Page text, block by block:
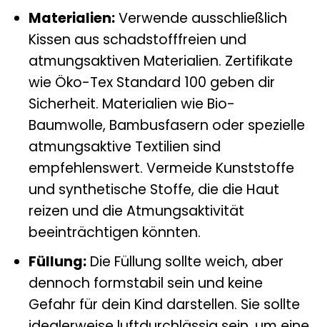
Materialien:Verwende ausschließlich
Kissen aus schadstofffreien und
atmungsaktiven Materialien. Zertifikate
wie Öko-Tex Standard 100 geben dir
Sicherheit. Materialien wie Bio-
Baumwolle, Bambusfasern oder spezielle
atmungsaktive Textilien sind
empfehlenswert. Vermeide Kunststoffe
und synthetische Stoffe, die die Haut
reizen und die Atmungsaktivität
beeinträchtigen könnten.
Füllung:Die Füllung sollte weich, aber
dennoch formstabil sein und keine
Gefahr für dein Kind darstellen. Sie sollte